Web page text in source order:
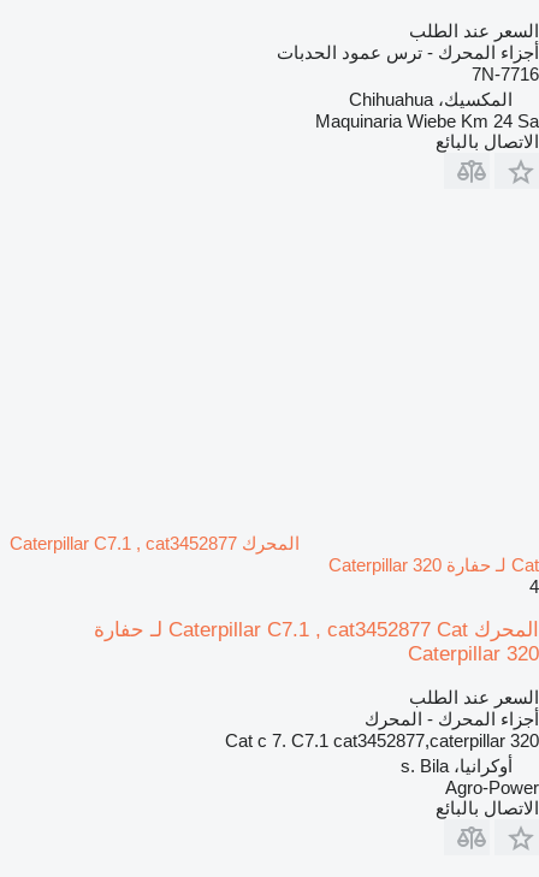
السعر عند الطلب
أجزاء المحرك - ترس عمود الحدبات
7N-7716
المكسيك، Chihuahua
Maquinaria Wiebe Km 24 Sa
الاتصال بالبائع
المحرك Caterpillar C7.1 , cat3452877
Cat لـ حفارة Caterpillar 320
4
المحرك Caterpillar C7.1 , cat3452877 Cat لـ حفارة
Caterpillar 320
السعر عند الطلب
أجزاء المحرك - المحرك
Cat c 7. C7.1 cat3452877,caterpillar 320
أوكرانيا، s. Bila
Agro-Power
الاتصال بالبائع